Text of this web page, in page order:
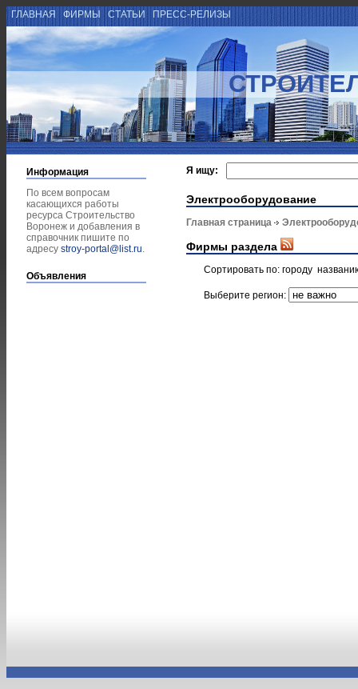
ГЛАВНАЯ ФИРМЫ СТАТЬИ ПРЕСС-РЕЛИЗЫ
Информация
По всем вопросам
касающихся работы
ресурса Строительство
Воронеж и добавления в
справочник пишите по
адресу stroy-portal@list.ru.
Объявления
Я ищу:
Электрооборудование
Главная страница
Фирмы раздела
Сортировать по: городу
Выберите регион: